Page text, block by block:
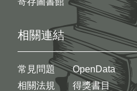
相關連結
常見問題
相關法規
OpenData
得獎書目